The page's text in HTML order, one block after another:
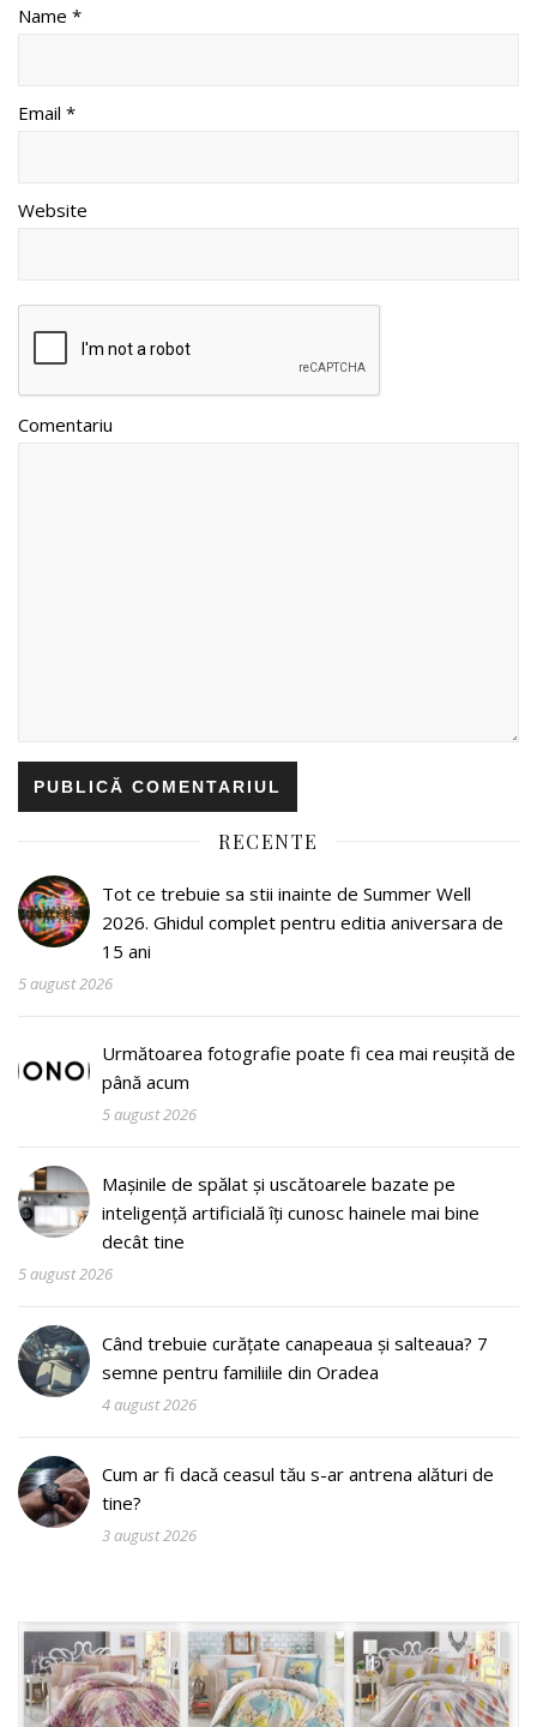
Name *
Email *
Website
Comentariu
RECENTE
Tot ce trebuie sa stii inainte de Summer Well
2026. Ghidul complet pentru editia aniversara de
15 ani
5 august 2026
Următoarea fotografie poate fi cea mai reușită de
până acum
5 august 2026
Mașinile de spălat și uscătoarele bazate pe
inteligență artificială îți cunosc hainele mai bine
decât tine
5 august 2026
Când trebuie curățate canapeaua și salteaua? 7
semne pentru familiile din Oradea
4 august 2026
Cum ar fi dacă ceasul tău s-ar antrena alături de
tine?
3 august 2026